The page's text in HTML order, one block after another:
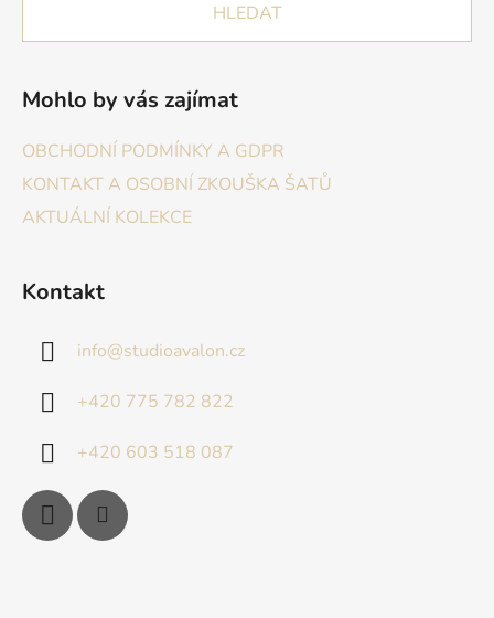
HLEDAT
Mohlo by vás zajímat
OBCHODNÍ PODMÍNKY A GDPR
KONTAKT A OSOBNÍ ZKOUŠKA ŠATŮ
AKTUÁLNÍ KOLEKCE
Kontakt
info@studioavalon.cz
+420 775 782 822
+420 603 518 087